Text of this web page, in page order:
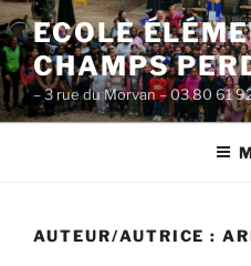
Aller
au
contenu
principal
ECOLE
CHAMPS
– 3 rue du Morvan – 03 80 61
AUTEUR/AUTRICE :